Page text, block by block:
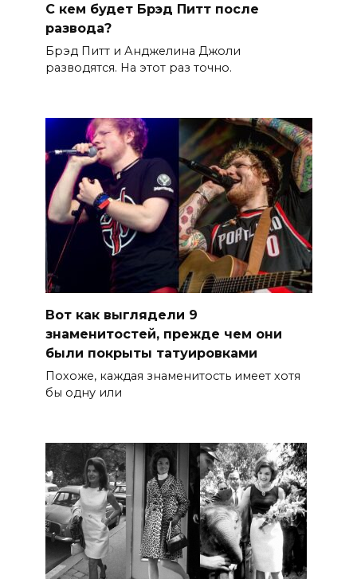
С кем будет Брэд Питт после
развода?
Брэд Питт и Анджелина Джоли
разводятся. На этот раз точно.
Вот как выглядели 9
знаменитостей, прежде чем они
были покрыты татуировками
Похоже, каждая знаменитость имеет хотя
бы одну или